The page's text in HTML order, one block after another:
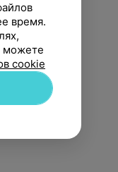
время.
можете
cookie